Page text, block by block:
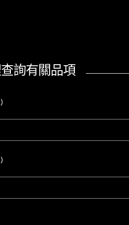
詢有關品項